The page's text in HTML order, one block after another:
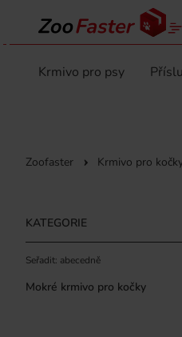
Krmivo pro psy
Zoofaster Krmivo pro
KATEGORIE
Seřadit: abecedně
Mokré krmivo pro kočky